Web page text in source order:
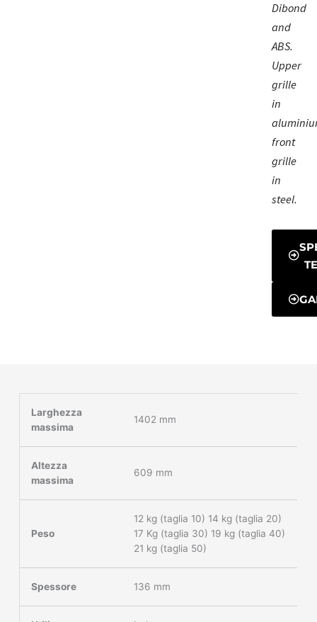
Dibond
and
ABS.
Upper
grille
in
front
grille
in
steel.
Larghezza
massima
1402 mm
Altezza
massima
609 mm
Peso
12 kg (taglia 10) 14 kg (taglia 20)
17 Kg (taglia 30) 19 kg (taglia 40)
21 kg (taglia 50)
Spessore 136 mm